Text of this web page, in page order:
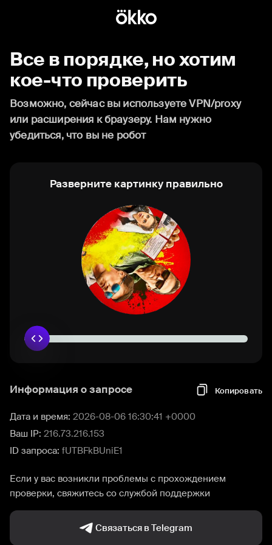
Все в порядке, но хотим
кое-что проверить
Возможно, сейчас вы используете VPN/proxy
или расширения к браузеру. Нам нужно
убедиться, что вы не робот
Разверните картинку правильно
Информация о запросе Копировать
Дата и время: 2026-08-06 16:30:41 +0000
Ваш IP: 216.73.216.153
ID запроса: fUTBFkBUniE1
Если у вас возникли проблемы с прохождением
проверки, свяжитесь со службой поддержки
Связаться в Telegram